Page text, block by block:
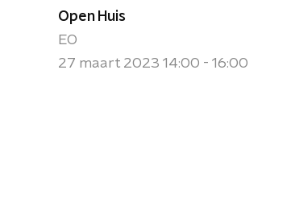
Open Huis
EO
27 maart 2023 14:00 - 16:00